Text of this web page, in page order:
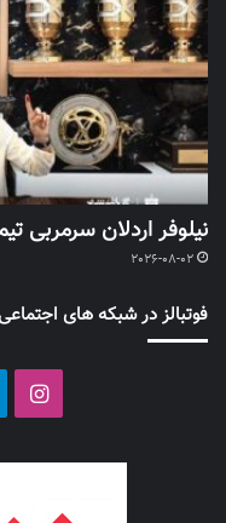
نیلوفر اردلان سرمربی
2026-08-02
فوتبالز در شبکه های